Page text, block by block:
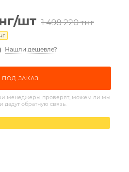
/шт 1 498 220тнг
Нашли дешевле?
ПОД ЗАКАЗ
менеджеры проверят, можем ли мы
дадут обратную связь.